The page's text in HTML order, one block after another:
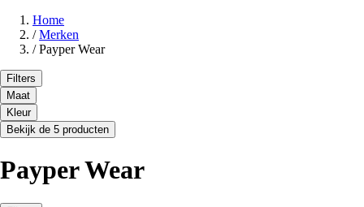
Home
/ Merken
/ Payper Wear
Filters
Maat
Kleur
Bekijk de 5 producten
Payper Wear